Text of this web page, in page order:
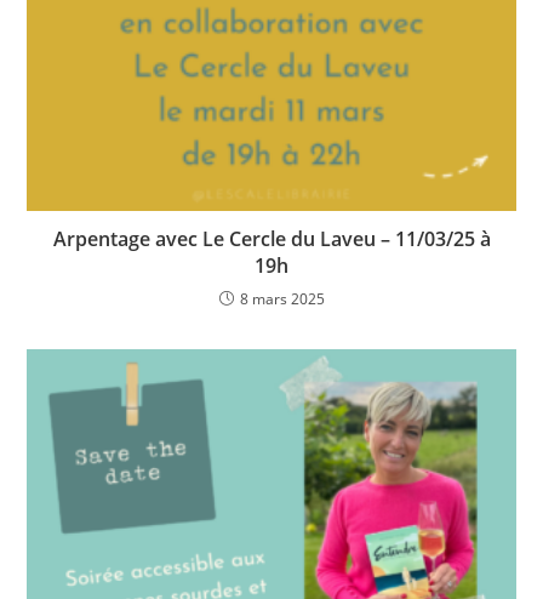
Arpentage avec Le Cercle du Laveu – 11/03/25 à
19h
8 mars 2025